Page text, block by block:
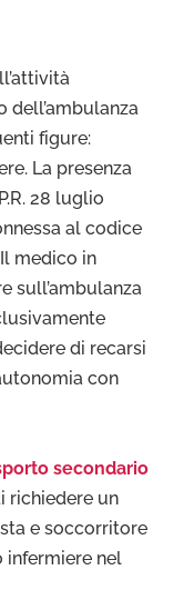
dell’ambulanza
figure:
La presenza
28 luglio
al codice
medico in
sull’ambulanza
di recarsi
con
secondario
richiedere un
e soccorritore
infermiere nel